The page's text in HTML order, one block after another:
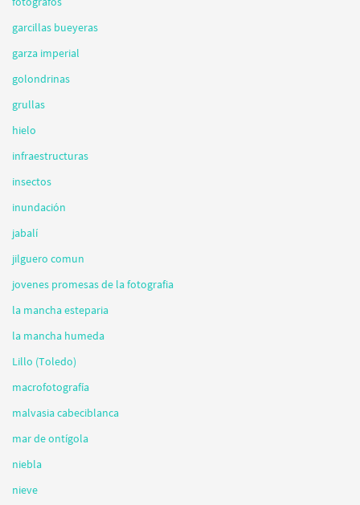
garcillas bueyeras
garza imperial
golondrinas
grullas
hielo
infraestructuras
insectos
inundación
jabalí
jilguero comun
jovenes promesas de la fotografia
la mancha esteparia
la mancha humeda
Lillo (Toledo)
macrofotografía
malvasia cabeciblanca
mar de ontígola
niebla
nieve